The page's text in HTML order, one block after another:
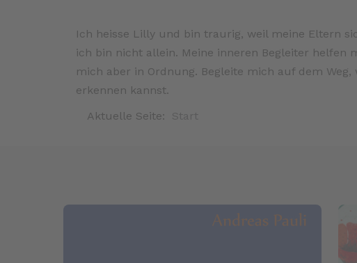
Ich heisse Lilly und bin traurig, weil meine Eltern
ich bin nicht allein. Meine inneren Begleiter helfen
mich aber in Ordnung. Begleite mich auf dem
erkennen kannst.
Aktuelle Seite: